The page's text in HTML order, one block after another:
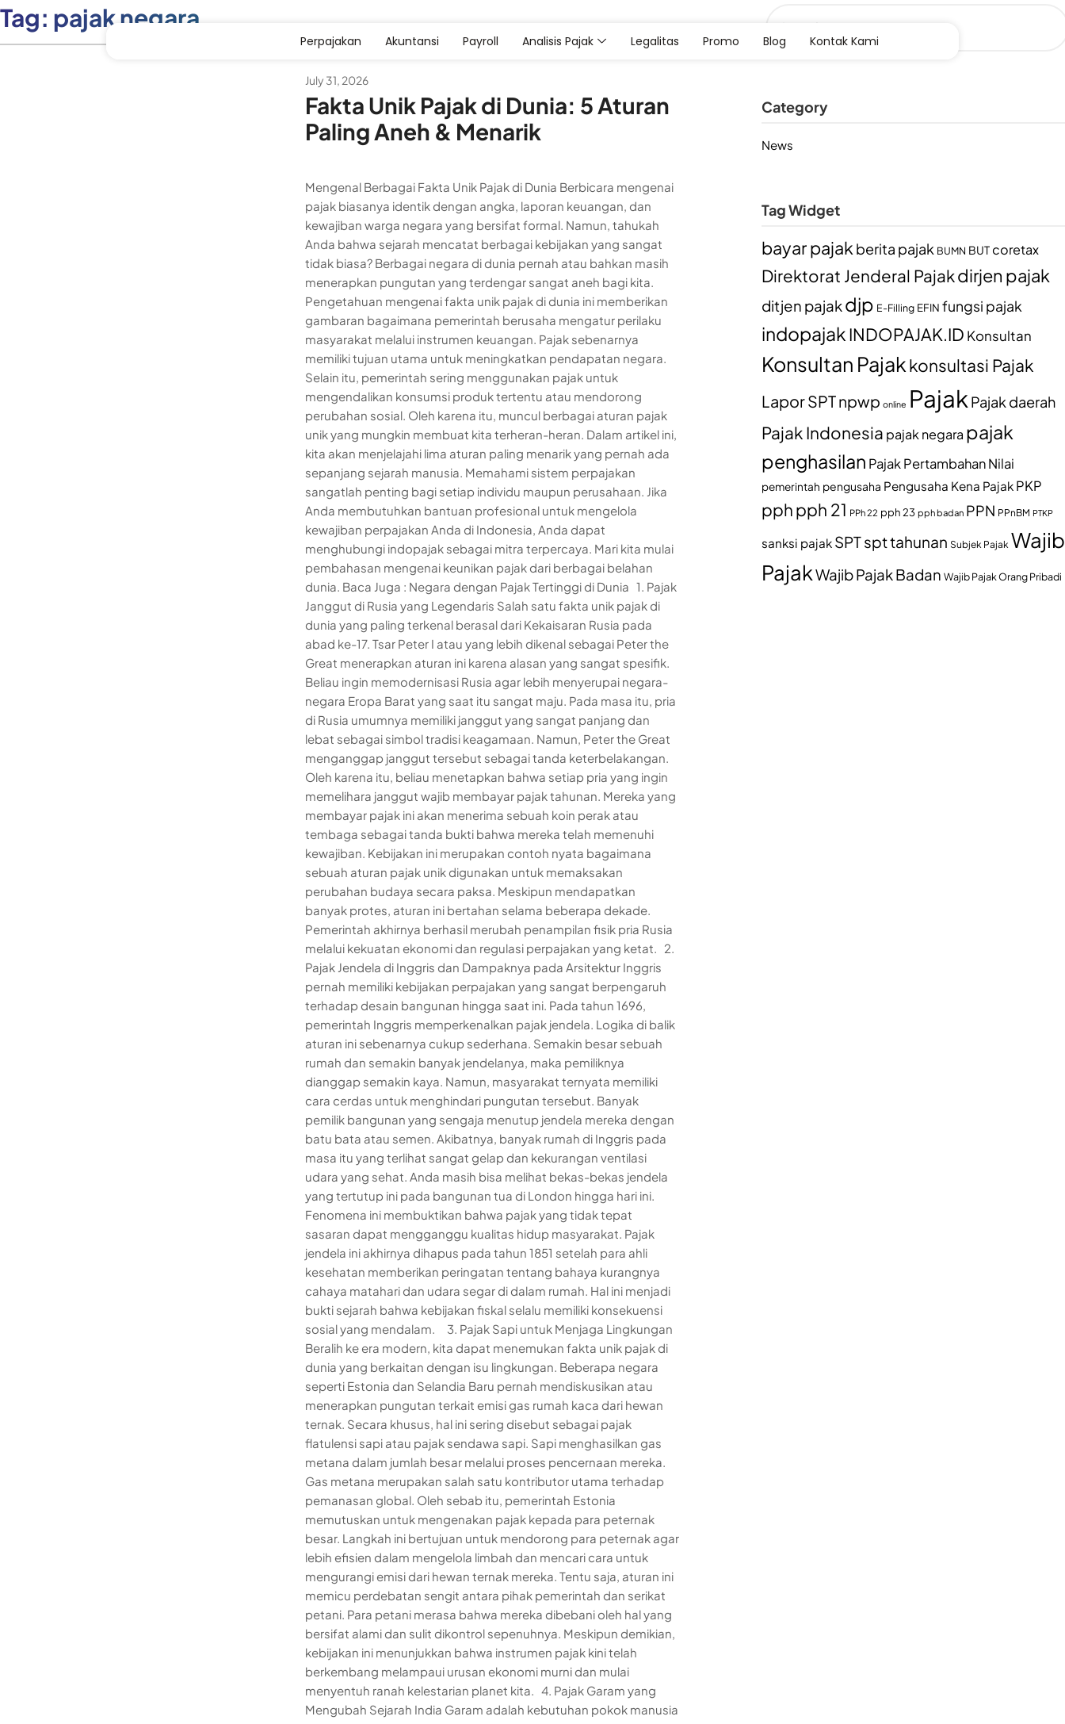
Perpajakan Akuntansi Payroll Analisis Pajak Legalitas Promo Blog Kontak Kami
Tag: pajak negara
July 31, 2026
Fakta Unik Pajak di Dunia: 5 Aturan
Paling Aneh & Menarik
Mengenal Berbagai Fakta Unik Pajak di Dunia Berbicara mengenai
pajak biasanya identik dengan angka, laporan keuangan, dan
kewajiban warga negara yang bersifat formal. Namun, tahukah
Anda bahwa sejarah mencatat berbagai kebijakan yang sangat
tidak biasa? Berbagai negara di dunia pernah atau bahkan masih
menerapkan pungutan yang terdengar sangat aneh bagi kita.
Pengetahuan mengenai fakta unik pajak di dunia ini memberikan
gambaran bagaimana pemerintah berusaha mengatur perilaku
masyarakat melalui instrumen keuangan. Pajak sebenarnya
memiliki tujuan utama untuk meningkatkan pendapatan negara.
Selain itu, pemerintah sering menggunakan pajak untuk
mengendalikan konsumsi produk tertentu atau mendorong
perubahan sosial. Oleh karena itu, muncul berbagai aturan pajak
unik yang mungkin membuat kita terheran-heran. Dalam artikel ini,
kita akan menjelajahi lima aturan paling menarik yang pernah ada
sepanjang sejarah manusia. Memahami sistem perpajakan
sangatlah penting bagi setiap individu maupun perusahaan. Jika
Anda membutuhkan bantuan profesional untuk mengelola
kewajiban perpajakan Anda di Indonesia, Anda dapat
menghubungi indopajak sebagai mitra terpercaya. Mari kita mulai
pembahasan mengenai keunikan pajak dari berbagai belahan
dunia. Baca Juga : Negara dengan Pajak Tertinggi di Dunia 1. Pajak
Janggut di Rusia yang Legendaris Salah satu fakta unik pajak di
dunia yang paling terkenal berasal dari Kekaisaran Rusia pada
abad ke-17. Tsar Peter I atau yang lebih dikenal sebagai Peter the
Great menerapkan aturan ini karena alasan yang sangat spesifik.
Beliau ingin memodernisasi Rusia agar lebih menyerupai negara-
negara Eropa Barat yang saat itu sangat maju. Pada masa itu, pria
di Rusia umumnya memiliki janggut yang sangat panjang dan
lebat sebagai simbol tradisi keagamaan. Namun, Peter the Great
menganggap janggut tersebut sebagai tanda keterbelakangan.
Oleh karena itu, beliau menetapkan bahwa setiap pria yang ingin
memelihara janggut wajib membayar pajak tahunan. Mereka yang
membayar pajak ini akan menerima sebuah koin perak atau
tembaga sebagai tanda bukti bahwa mereka telah memenuhi
kewajiban. Kebijakan ini merupakan contoh nyata bagaimana
sebuah aturan pajak unik digunakan untuk memaksakan
perubahan budaya secara paksa. Meskipun mendapatkan
banyak protes, aturan ini bertahan selama beberapa dekade.
Pemerintah akhirnya berhasil merubah penampilan fisik pria Rusia
melalui kekuatan ekonomi dan regulasi perpajakan yang ketat. 2.
Pajak Jendela di Inggris dan Dampaknya pada Arsitektur Inggris
pernah memiliki kebijakan perpajakan yang sangat berpengaruh
terhadap desain bangunan hingga saat ini. Pada tahun 1696,
pemerintah Inggris memperkenalkan pajak jendela. Logika di balik
aturan ini sebenarnya cukup sederhana. Semakin besar sebuah
rumah dan semakin banyak jendelanya, maka pemiliknya
dianggap semakin kaya. Namun, masyarakat ternyata memiliki
cara cerdas untuk menghindari pungutan tersebut. Banyak
pemilik bangunan yang sengaja menutup jendela mereka dengan
batu bata atau semen. Akibatnya, banyak rumah di Inggris pada
masa itu yang terlihat sangat gelap dan kekurangan ventilasi
udara yang sehat. Anda masih bisa melihat bekas-bekas jendela
yang tertutup ini pada bangunan tua di London hingga hari ini.
Fenomena ini membuktikan bahwa pajak yang tidak tepat
sasaran dapat mengganggu kualitas hidup masyarakat. Pajak
jendela ini akhirnya dihapus pada tahun 1851 setelah para ahli
kesehatan memberikan peringatan tentang bahaya kurangnya
cahaya matahari dan udara segar di dalam rumah. Hal ini menjadi
bukti sejarah bahwa kebijakan fiskal selalu memiliki konsekuensi
sosial yang mendalam. 3. Pajak Sapi untuk Menjaga Lingkungan
Beralih ke era modern, kita dapat menemukan fakta unik pajak di
dunia yang berkaitan dengan isu lingkungan. Beberapa negara
seperti Estonia dan Selandia Baru pernah mendiskusikan atau
menerapkan pungutan terkait emisi gas rumah kaca dari hewan
ternak. Secara khusus, hal ini sering disebut sebagai pajak
flatulensi sapi atau pajak sendawa sapi. Sapi menghasilkan gas
metana dalam jumlah besar melalui proses pencernaan mereka.
Gas metana merupakan salah satu kontributor utama terhadap
pemanasan global. Oleh sebab itu, pemerintah Estonia
memutuskan untuk mengenakan pajak kepada para peternak
besar. Langkah ini bertujuan untuk mendorong para peternak agar
lebih efisien dalam mengelola limbah dan mencari cara untuk
mengurangi emisi dari hewan ternak mereka. Tentu saja, aturan ini
memicu perdebatan sengit antara pihak pemerintah dan serikat
petani. Para petani merasa bahwa mereka dibebani oleh hal yang
bersifat alami dan sulit dikontrol sepenuhnya. Meskipun demikian,
kebijakan ini menunjukkan bahwa instrumen pajak kini telah
berkembang melampaui urusan ekonomi murni dan mulai
menyentuh ranah kelestarian planet kita. 4. Pajak Garam yang
Mengubah Sejarah India Garam adalah kebutuhan pokok manusia
Category
News
Tag Widget
bayar pajak berita pajak BUMN BUT coretax
Direktorat Jenderal Pajakdirjen pajak
ditjen pajakdjp E-Filling EFIN fungsi pajak
indopajakINDOPAJAK.ID Konsultan
Konsultan Pajakkonsultasi Pajak
Lapor SPTnpwp online Pajak Pajak daerah
Pajak Indonesia pajak negara pajak
penghasilan Pajak Pertambahan Nilai
pemerintah pengusaha Pengusaha Kena Pajak PKP
pphpph 21 PPh 22 pph 23 pph badan PPN PPnBM PTKP
sanksi pajak SPTspt tahunan Subjek Pajak Wajib
PajakWajib Pajak Badan Wajib Pajak Orang Pribadi